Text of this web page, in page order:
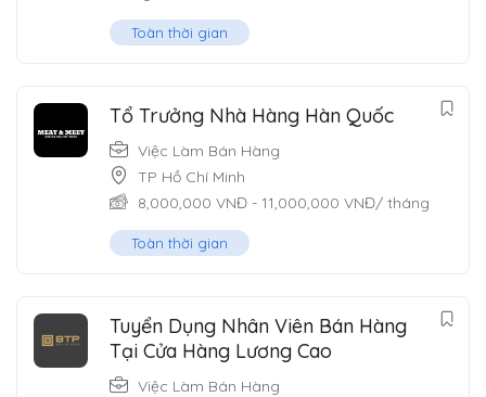
Toàn thời gian
Tổ Trưởng Nhà Hàng Hàn Quốc
Việc Làm Bán Hàng
TP Hồ Chí Minh
8,000,000 VNĐ - 11,000,000 VNĐ/ tháng
Toàn thời gian
Tuyển Dụng Nhân Viên Bán Hàng
Tại Cửa Hàng Lương Cao
Việc Làm Bán Hàng